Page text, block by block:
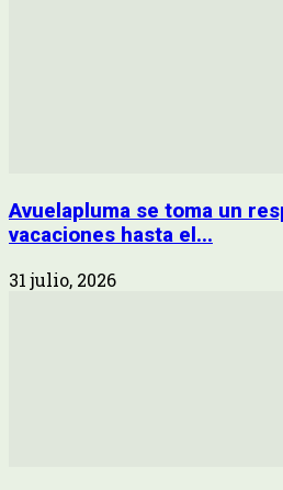
Avuelapluma se toma un
vacaciones hasta el...
31 julio, 2026